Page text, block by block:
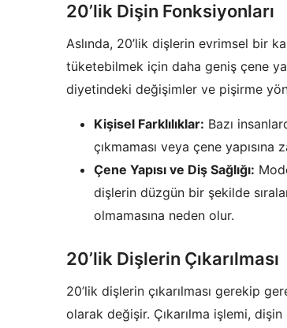
20’lik Dişin Fonksiyonları
Aslında, 20’lik dişlerin evrimsel bir
tüketebilmek için daha geniş çene
diyetindeki değişimler ve pişirme
Kişisel Farklılıklar: Bazı
çıkmaması veya çene
Çene Yapısı ve Diş Sağlığı:
dişlerin düzgün bir şekilde
olmamasına neden olur.
20’lik Dişlerin Çıkarılması
20’lik dişlerin çıkarılması gerekip
olarak değişir. Çıkarılma işlemi,